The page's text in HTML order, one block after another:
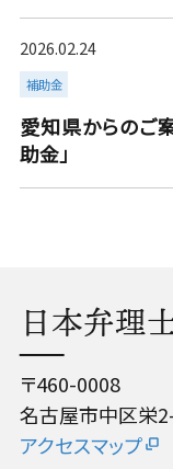
愛知県からのご
助金」
2026.02.24
補助金
more
日本弁理
〒460-0008
名古屋市中区栄
アクセスマップ